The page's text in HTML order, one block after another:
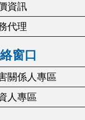
資訊
代理
窗口
關係人專區
人專區